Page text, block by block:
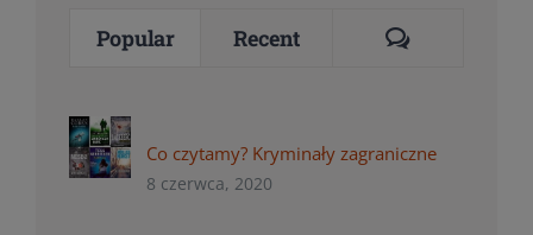
Popular Recent Comments
Co czytamy? Kryminały zagraniczne
8 czerwca, 2020